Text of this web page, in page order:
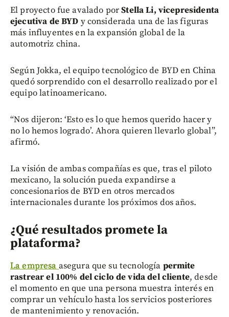
El proyecto fue avalado porStella Li, vicepresidenta
ejecutiva de BYD y considerada una de las figuras
más influyentes en la expansión global de la
automotriz china.
Según Jokka, el equipo tecnológico de BYD en China
quedó sorprendido con el desarrollo realizado por el
equipo latinoamericano.
“Nos dijeron: ‘Esto es lo que hemos querido hacer y
no lo hemos logrado’. Ahora quieren llevarlo global”,
afirmó.
La visión de ambas compañías es que, tras el piloto
mexicano, la solución pueda expandirse a
concesionarios de BYD en otros mercados
internacionales durante los próximos dos años.
¿Qué resultados promete la
plataforma?
La empresa asegura que su tecnología permite
rastrear el 100% del ciclo de vida del cliente, desde
el momento en que una persona muestra interés en
comprar un vehículo hasta los servicios posteriores
de mantenimiento y renovación.